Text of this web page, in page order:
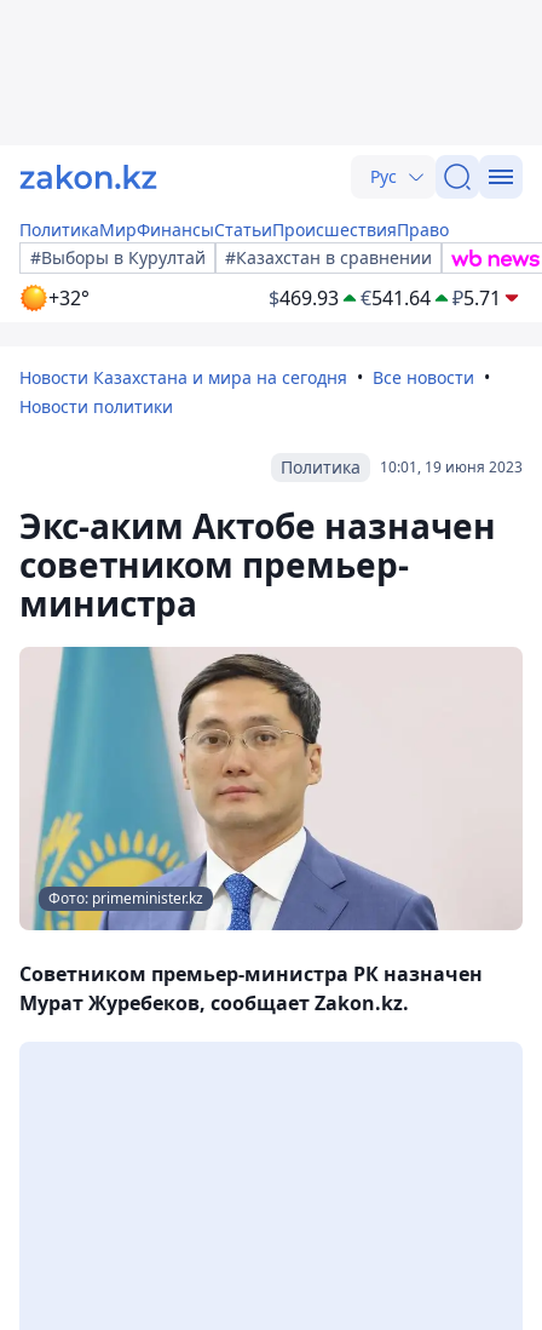
Рус
ПолитикаМирФинансыСтатьиПроисшествияПраво
#Выборы в Курултай
#Казахстан в сравнении
+32° $469.93 €541.64 ₽5.71
Новости Казахстана и мира на сегодня
Все новости
Новости политики
10:01, 19 июня 2023
Политика
Экс-аким Актобе назначен
советником премьер-
министра
Фото: primeminister.kz
Советником премьер-министра РК назначен
Мурат Журебеков, сообщает Zakon.kz.